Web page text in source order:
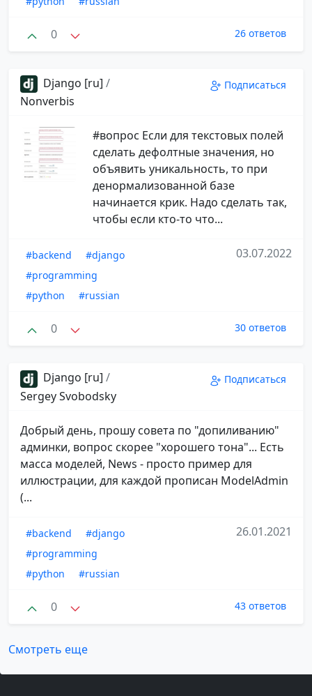
0 26 ответов
Django [ru] /
Nonverbis
Подписаться
#вопрос Если для текстовых полей
сделать дефолтные значения, но
объявить уникальность, то при
денормализованной базе
начинается крик. Надо сделать так,
чтобы если кто-то что...
#backend
#django
#programming
#python
#russian
03.07.2022
0 30 ответов
Django [ru] /
Sergey Svobodsky
Подписаться
Добрый день, прошу совета по "допиливанию"
админки, вопрос скорее "хорошего тона"... Есть
масса моделей, News - просто пример для
иллюстрации, для каждой прописан ModelAdmin
(...
#backend
#django
#programming
#python
#russian
26.01.2021
0 43 ответов
Смотреть еще